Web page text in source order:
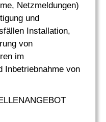
Netzmeldungen)
und
Installation,
von
im
Inbetriebnahme von